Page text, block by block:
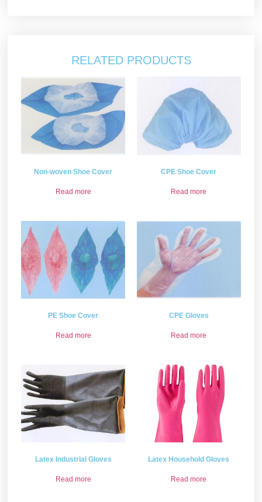
RELATED PRODUCTS
Non-woven Shoe Cover
Read more
CPE Shoe Cover
Read more
PE Shoe Cover
Read more
CPE Gloves
Read more
Latex Industrial Gloves
Read more
Latex Household Gloves
Read more